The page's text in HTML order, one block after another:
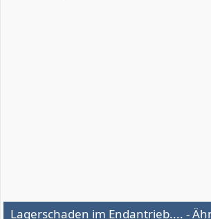
Lagerschaden im Endantrieb.... -